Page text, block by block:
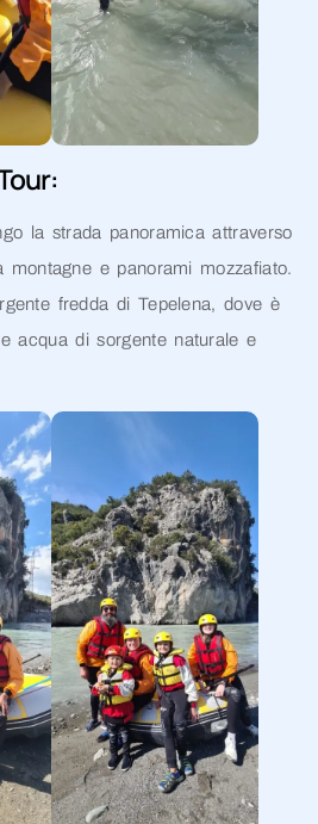
la strada panoramica attraverso
e panorami mozzafiato.
fredda di Tepelena, dove è
acqua di sorgente naturale e